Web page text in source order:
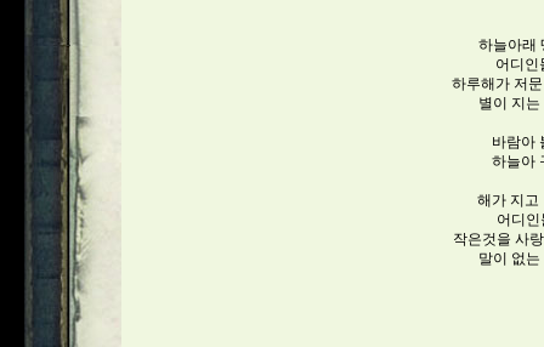
하늘아래
어디인
하루해가 저
별이 지
바람아
하늘아
해가 지고
어디
작은것을 사
말이 없